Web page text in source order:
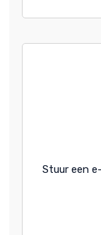
Stuur een